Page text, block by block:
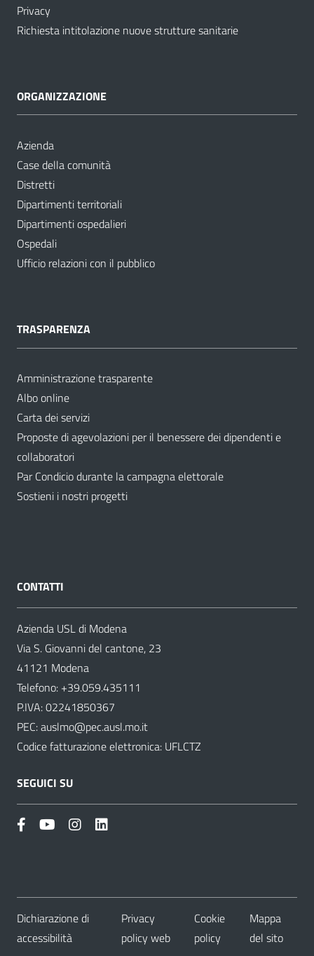
Privacy
Richiesta intitolazione nuove strutture sanitarie
ORGANIZZAZIONE
Azienda
Case della comunità
Distretti
Dipartimenti territoriali
Dipartimenti ospedalieri
Ospedali
Ufficio relazioni con il pubblico
TRASPARENZA
Amministrazione trasparente
Albo online
Carta dei servizi
Proposte di agevolazioni per il benessere dei dipendenti e
collaboratori
Par Condicio durante la campagna elettorale
Sostieni i nostri progetti
CONTATTI
Azienda USL di Modena
Via S. Giovanni del cantone, 23
41121 Modena
Telefono: +39.059.435111
P.IVA: 02241850367
PEC:auslmo@pec.ausl.mo.it
Codice fatturazione elettronica: UFLCTZ
SEGUICI SU
Dichiarazione di
accessibilità
Privacy
policy web
Cookie
policy
Mappa
del sito